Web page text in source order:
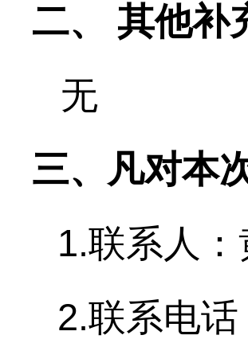
二、 其他补
无
三、 凡对本
1.联系人
2.联系电话